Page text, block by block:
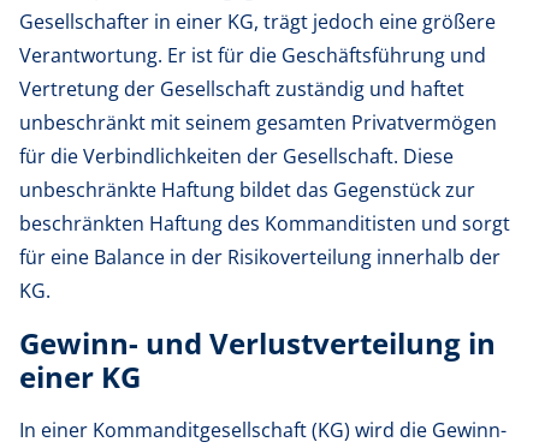
Gesellschafter in einer KG, trägt jedoch eine größere
Verantwortung. Er ist für die Geschäftsführung und
Vertretung der Gesellschaft zuständig und haftet
unbeschränkt mit seinem gesamten Privatvermögen
für die Verbindlichkeiten der Gesellschaft. Diese
unbeschränkte Haftung bildet das Gegenstück zur
beschränkten Haftung des Kommanditisten und sorgt
für eine Balance in der Risikoverteilung innerhalb der
KG.
Gewinn- und Verlustverteilung in
einer KG
In einer Kommanditgesellschaft (KG) wird die Gewinn-